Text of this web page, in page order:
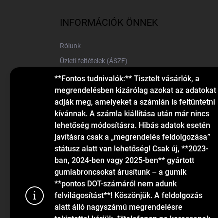
**Fontos tudnivalók:** Tisztelt vásárlók, a
megrendelésben kizárólag azokat az adatokat
adják meg, amelyeket a számlán is feltüntetni
kívánnak. A számla kiállítása után már nincs
lehetőség módosításra. Hibás adatok esetén
javításra csak a „megrendelés feldolgozása”
státusz alatt van lehetőség! Csak új, **2023-
ban, 2024-ben vagy 2025-ben** gyártott
gumiabroncsokat árusítunk – a gumik
**pontos DOT-számáról nem adunk
felvilágosítást**! Köszönjük. A feldolgozás
alatt álló nagyszámú megrendelésre
INFORMÁCIÓK ÖNNEK
Rólunk
Üzleti feltételek (ÁSZF)
Elérhetőségek
Blog
KAPCSOLAT
info@gumiok.hu